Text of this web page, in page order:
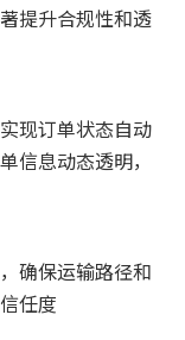
提升合规性和透
现订单状态自动
信息动态透明，
确保运输路径和
任度